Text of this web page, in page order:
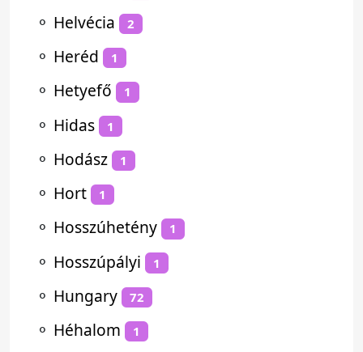
⚬ Helvécia 2
⚬ Heréd 1
⚬ Hetyefő 1
⚬ Hidas 1
⚬ Hodász 1
⚬ Hort 1
⚬ Hosszúhetény 1
⚬ Hosszúpályi 1
⚬ Hungary 72
⚬ Héhalom 1